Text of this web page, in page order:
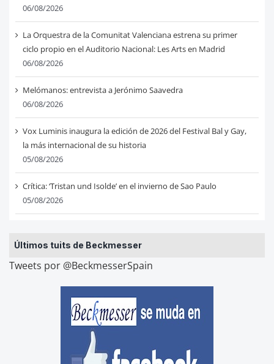
06/08/2026
La Orquestra de la Comunitat Valenciana estrena su primer
ciclo propio en el Auditorio Nacional: Les Arts en Madrid
06/08/2026
Melómanos: entrevista a Jerónimo Saavedra
06/08/2026
Vox Luminis inaugura la edición de 2026 del Festival Bal y Gay,
la más internacional de su historia
05/08/2026
Crítica: ‘Tristan und Isolde’ en el invierno de Sao Paulo
05/08/2026
Últimos tuits de Beckmesser
Tweets por @BeckmesserSpain